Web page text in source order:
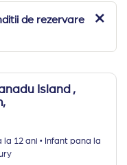
de rezervare
Island ,
la 12 ani ·Infant pana la